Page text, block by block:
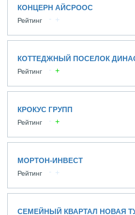
КОНЦЕРН АЙСРООС
Рейтинг
КОТТЕДЖНЫЙ ПОСЕЛОК
Рейтинг
КРОКУС ГРУПП
Рейтинг
МОРТОН-ИНВЕСТ
Рейтинг
СЕМЕЙНЫЙ КВАРТАЛ НОВАЯ